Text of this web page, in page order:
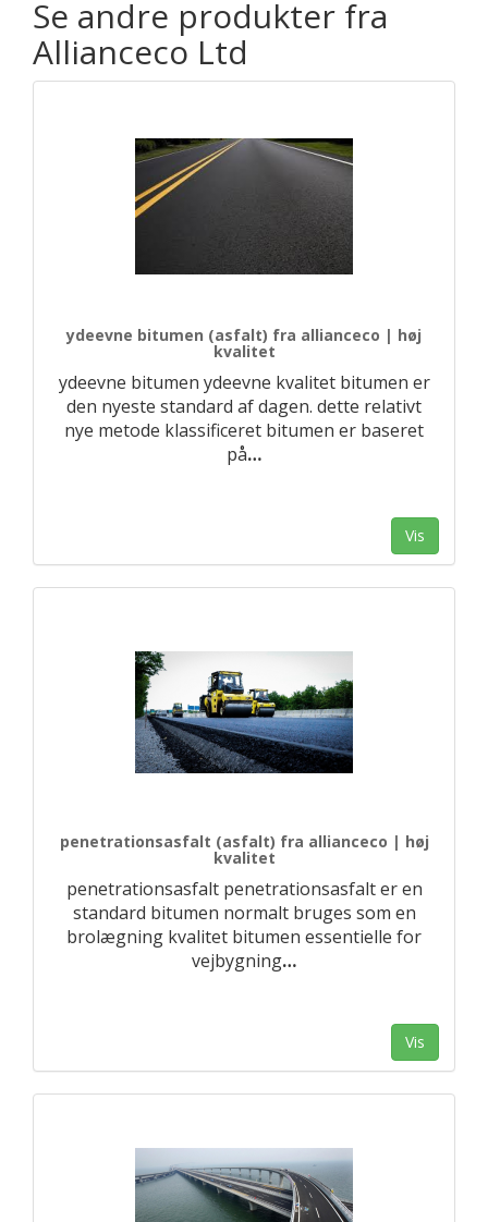
Se andre produkter fra
Allianceco Ltd
ydeevne bitumen (asfalt) fra allianceco | høj
kvalitet
ydeevne bitumen ydeevne kvalitet bitumen er
den nyeste standard af dagen. dette relativt
nye metode klassificeret bitumen er baseret
på…
Vis
penetrationsasfalt (asfalt) fra allianceco | høj
kvalitet
penetrationsasfalt penetrationsasfalt er en
standard bitumen normalt bruges som en
brolægning kvalitet bitumen essentielle for
vejbygning…
Vis